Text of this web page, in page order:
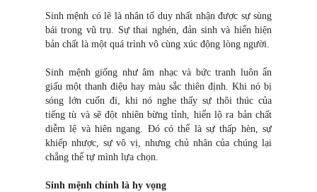
Sinh mệnh có lẽ là nhân tố duy nhất nhận được sự sùng
bái trong vũ trụ. Sự thai nghén, đản sinh và hiển hiện
bản chất là một quá trình vô cùng xúc động lòng người.
Sinh mệnh giống như âm nhạc và bức tranh luôn ẩn
giấu một thanh điệu hay màu sắc thiên định. Khi nó bị
sóng lớn cuốn đi, khi nó nghe thấy sự thôi thúc của
tiếng tù và sẽ đột nhiên bừng tỉnh, hiển lộ ra bản chất
diễm lệ và hiên ngang. Đó có thể là sự thấp hèn, sự
khiếp nhược, sự vô vị, nhưng chủ nhân của chúng lại
chẳng thể tự mình lựa chọn.
Sinh mệnh chính là hy vọng